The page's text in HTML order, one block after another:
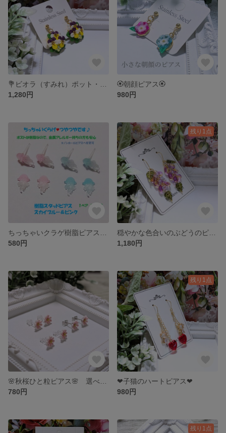
1,280円
🏵️朝顔ピアス🏵️
980円
580円
残り1点
1,180円
780円
残り1点
❤子猫のハートピアス❤
980円
残り1点